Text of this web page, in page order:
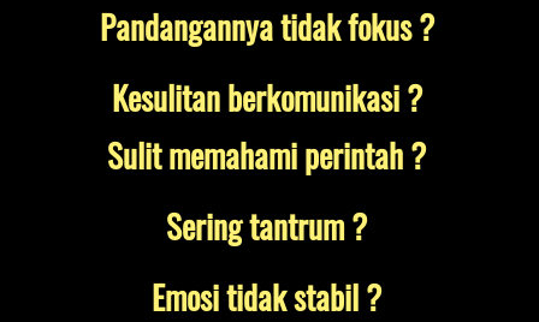
Pandangannya tidak fokus ?
Kesulitan berkomunikasi ?
Sulit memahami perintah ?
Sering tantrum ?
Emosi tidak stabil ?